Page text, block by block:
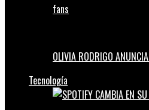
fans
OLIVIA RODRIGO
Tecnología